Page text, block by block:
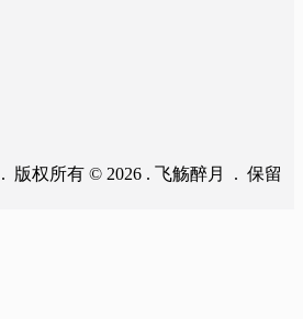
. 版权所有 © 2026 . 飞觞醉月 . 保留